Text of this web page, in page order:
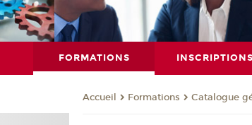
FORMATIONS INSCRIPTIONS
Accueil Formations Catalogue